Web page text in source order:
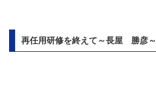
再任用研修を終えて～長屋 勝彦～